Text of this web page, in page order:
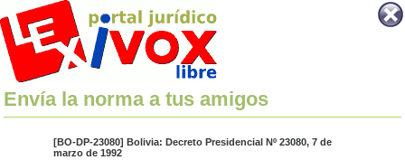
Envía la norma a tus amigos
[BO-DP-23080] Bolivia: Decreto Presidencial Nº 23080, 7 de
marzo de 1992